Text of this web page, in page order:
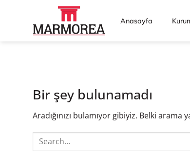
Anasayfa
Bir şey bulunamadı
Aradığınızı bulamıyor gibiyiz. Belki arama